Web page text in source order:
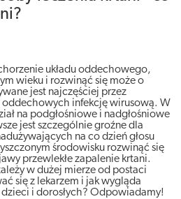
układu oddechowego,
wieku i rozwinąć się może o
jest najczęściej przez
infekcję wirusową. W
na podgłośniowe i nadgłośniowe
jest szczególnie groźne dla
na co dzień głosu
środowisku rozwinąć się
przewlekłe zapalenie krtani.
w dużej mierze od postaci
się z lekarzem i jak wygląda
dzieci i dorosłych? Odpowiadamy!